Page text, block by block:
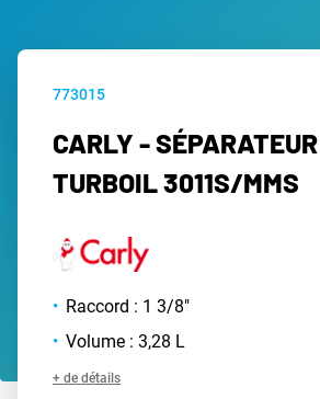
773015
CARLY -
TURBOIL 3011S/MMS
Raccord : 1 3/8"
Volume : 3,28 L
+ de détails